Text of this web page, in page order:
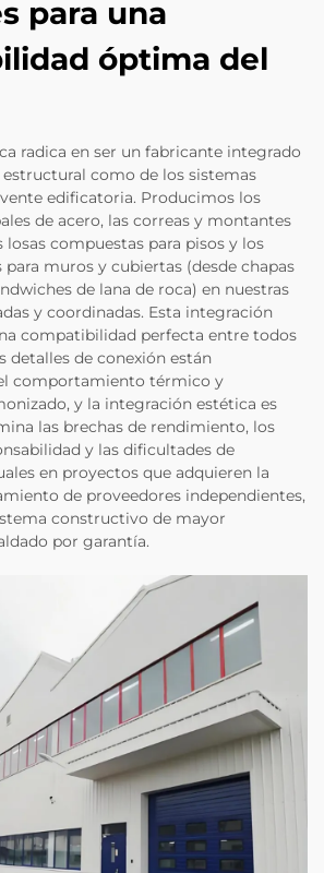
para una
óptima del
radica en ser un fabricante integrado
como de los sistemas
edificatoria. Producimos los
de acero, las correas y montantes
losas compuestas para pisos y los
muros y cubiertas (desde chapas
de lana de roca) en nuestras
y coordinadas. Esta integración
compatibilidad perfecta entre todos
detalles de conexión están
comportamiento térmico y
y la integración estética es
las brechas de rendimiento, los
y las dificultades de
en proyectos que adquieren la
de proveedores independientes,
constructivo de mayor
por garantía.